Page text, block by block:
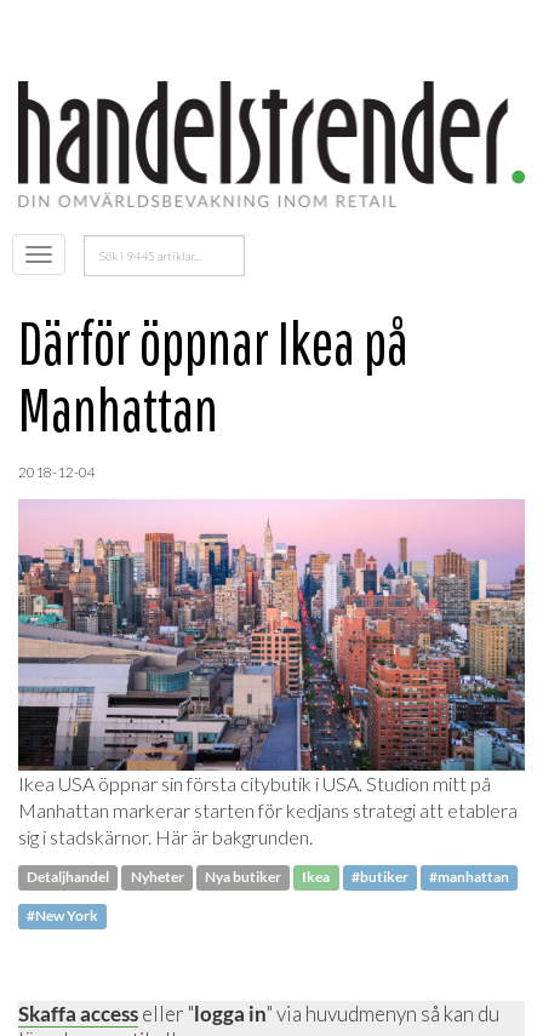
Öppna
menyn
Sök
efter:
Därför öppnar Ikea på
Manhattan
2018-12-04
Ikea USA öppnar sin första citybutik i USA. Studion mitt på
Manhattan markerar starten för kedjans strategi att etablera
sig i stadskärnor. Här är bakgrunden.
Detaljhandel Nyheter Nya butiker Ikea #butiker #manhattan
#New York
Skaffa accesseller "logga in" via huvudmenyn så kan du